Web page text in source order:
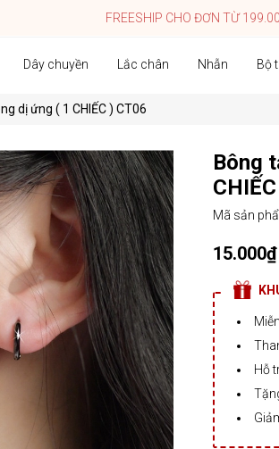
FREESHIP CHO ĐƠN TỪ
Dây chuyền Lắc chân Nhẫn Bộ
dị ứng ( 1 CHIẾC ) CT06
Bông
Mã sản
15.000₫
Hỗ